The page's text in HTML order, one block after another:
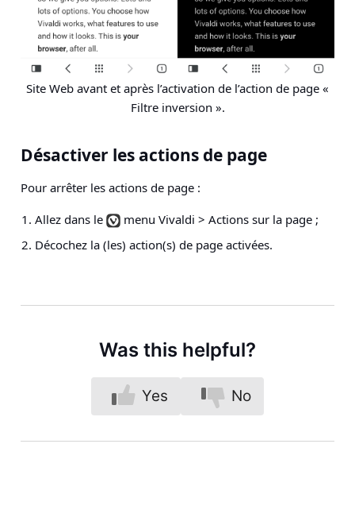
Site Web avant et après l’activation de l’action de page «
Filtre inversion ».
Désactiver les actions de page
Pour arrêter les actions de page :
Allez dans le
menu Vivaldi > Actions sur la page ;
Décochez la (les) action(s) de page activées.
Was this helpful?
Yes No